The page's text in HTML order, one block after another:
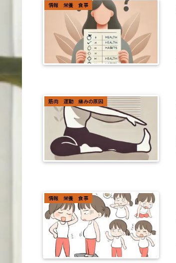
情報 栄養 食事
筋肉 運動 痛みの原因
情報 栄養 食事